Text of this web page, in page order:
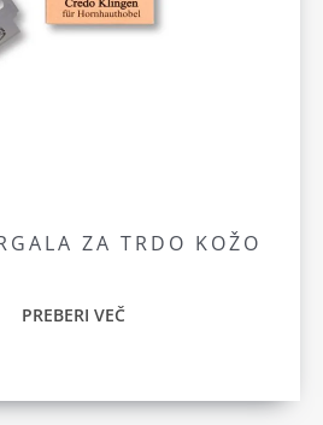
ZA TRDO KOŽO
PREBERI VEČ